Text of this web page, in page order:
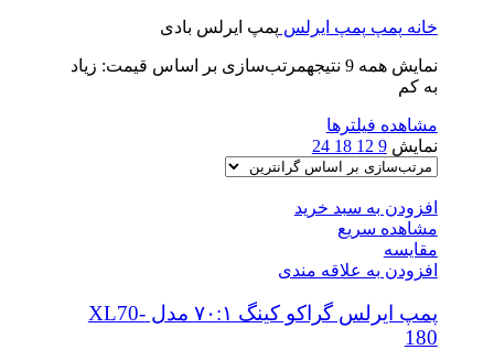
خانه پمپ پمپ ایرلس پمپ ایرلس بادی
نمایش همه 9 نتیجه
مرتب‌سازی بر اساس قیمت: زیاد
به کم
مشاهده فیلترها
نمایش9
12
18
24
افزودن به سبد خرید
مشاهده سریع
مقایسه
افزودن به علاقه مندی
پمپ ایرلس گراکو کینگ ۷۰:۱ مدل XL70-
180